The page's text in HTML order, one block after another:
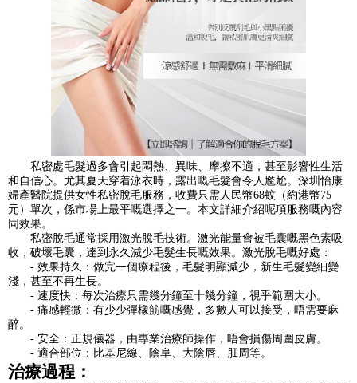
私密處毛髮過多會引起悶熱、異味、摩擦不適，甚至影響性生活
和自信心。尤其夏天穿着泳衣時，露出嘅毛髮會令人尷尬。深圳怡康
婦產醫院提供女性私密脫毛服務，收費只需人民幣68蚊（約港幣75
元）單次，係市場上最平嘅選擇之一。本文詳細介紹呢項服務嘅內容
同效果。
私密脫毛通常採用激光脫毛技術。激光能量會被毛囊嘅黑色素吸
收，破壞毛囊，達到永久減少毛髮生長嘅效果。激光脫毛嘅好處：
- 效果持久：做完一個療程後，毛髮明顯減少，新生毛髮變細變
淺，甚至不再生長。
- 速度快：每次治療只需幾分鐘至十幾分鐘，視乎範圍大小。
- 痛感輕微：有少少彈橡筋嘅感覺，多數人可以接受，唔需要麻
醉。
- 安全：正規儀器，由專業治療師操作，唔會損傷周圍皮膚。
- 適合部位：比基尼線、陰阜、大陰唇、肛周等。
治療過程：